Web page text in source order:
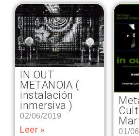
IN OUT
METANOIA (
instalación
inmersiva )
02/06/2019
Leer » 01/